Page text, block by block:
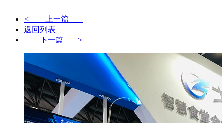
< 上一篇
返回列表
下一篇 >